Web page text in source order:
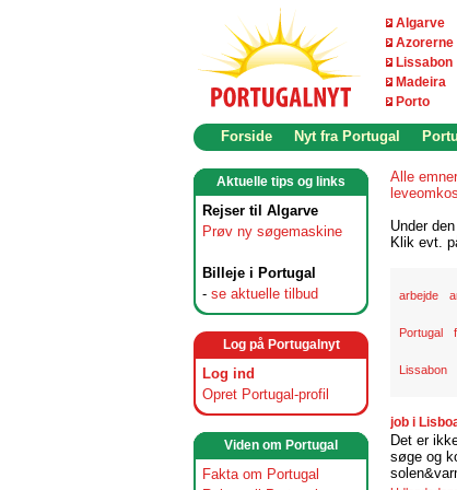
Algarve
Azorerne
Lissabon
Madeira
Porto
Forside Nyt fra Portugal
Aktuelle tips og links
Rejser til Algarve
Prøv ny søgemaskine
Billeje i Portugal
- se aktuelle tilbud
Log på Portugalnyt
Log ind
Opret Portugal-profil
Viden om Portugal
Fakta om Portugal
Alle emner
Under
Klik evt.
arbejde
Portugal
Lissabon
job i
Det er
søge og